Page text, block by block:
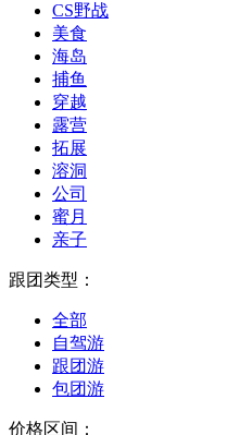
CS野战
美食
海岛
捕鱼
穿越
露营
拓展
溶洞
公司
蜜月
亲子
跟团类型：
全部
自驾游
跟团游
包团游
价格区间：